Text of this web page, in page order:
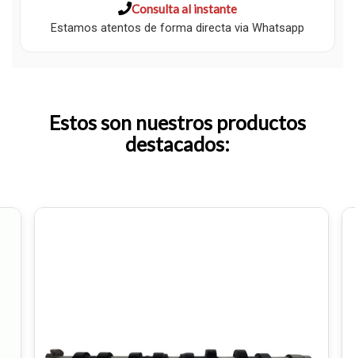
Consulta al instante
Estamos atentos de forma directa via Whatsapp
Estos son nuestros productos
destacados: